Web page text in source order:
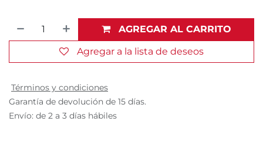
AGREGAR AL CARRITO
Agregar a la lista de deseos
Términos y condiciones
Garantía de devolución de 15 días.
Envío: de 2 a 3 días hábiles